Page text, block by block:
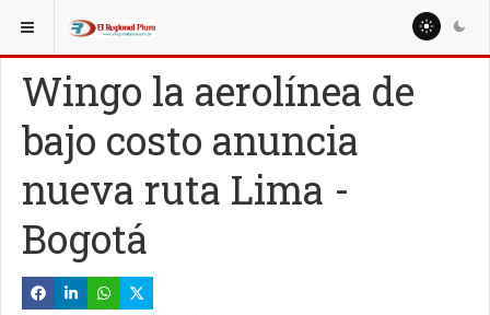
ESTÁ AQUÍ: MUNDO
Wingo la aerolínea de
bajo costo anuncia
nueva ruta Lima -
Bogotá